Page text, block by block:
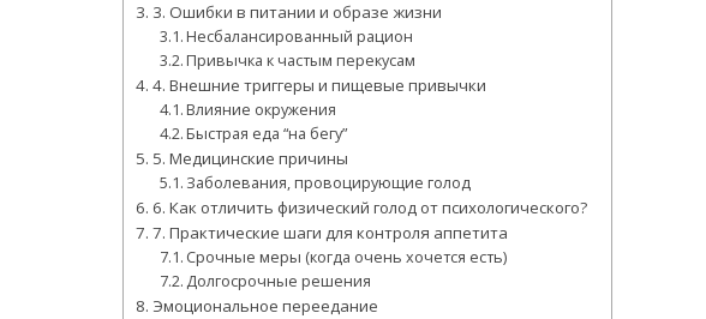
3. Ошибки в питании и образе жизни
Несбалансированный рацион
Привычка к частым перекусам
4. Внешние триггеры и пищевые привычки
Влияние окружения
Быстрая еда “на бегу”
5. Медицинские причины
Заболевания, провоцирующие голод
6. Как отличить физический голод от психологического?
7. Практические шаги для контроля аппетита
Срочные меры (когда очень хочется есть)
Долгосрочные решения
Эмоциональное переедание